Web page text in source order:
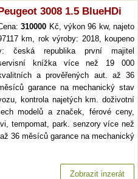
3008 1.5 BlueHDi
310000 Kč, výkon 96 kw, najeto
km, rok výroby: 2018, koupeno
česká republika první majitel
knížka více než 19 000
a prověřených aut. až 36
garance na mechanický stav
kontrola najetých km. doživotní
modelů a značek, férové ceny,
tempomat, park. senzory více než
36 měsíců garance na mechanický
Zobrazit inzerát